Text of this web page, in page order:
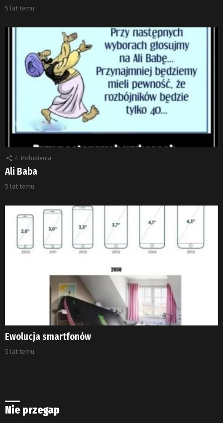
5 lat temu
4 Polubienia
Ali Baba
5 lat temu
Ewolucja smartfonów
5 lat temu
Nie przegap